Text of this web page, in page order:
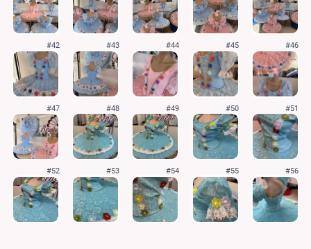
#42 #43 #44 #45 #46
#47 #48 #49 #50 #51
#52 #53 #54 #55 #56